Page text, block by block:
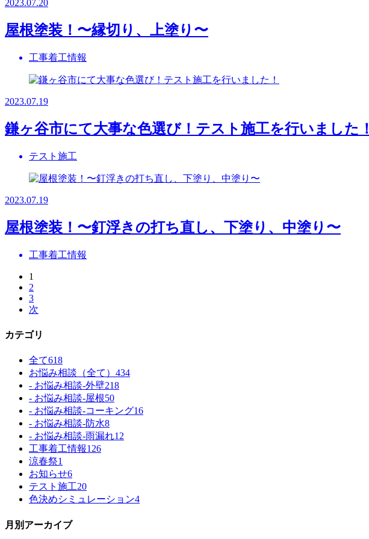
2023.07.20
屋根塗装！〜縁切り、上塗り〜
工事着工情報
2023.07.19
鎌ヶ谷市にて大事な色選び！テスト施工を行いました！
テスト施工
2023.07.19
屋根塗装！〜釘浮きの打ち直し、下塗り、中塗り〜
工事着工情報
1
2
3
次
カテゴリ
全て618
お悩み相談（全て） 434
- お悩み相談-外壁218
- お悩み相談-屋根50
- お悩み相談-コーキング16
- お悩み相談-防水8
- お悩み相談-雨漏れ12
工事着工情報126
涼春祭1
お知らせ6
テスト施工20
色決めシミュレーション4
月別アーカイブ